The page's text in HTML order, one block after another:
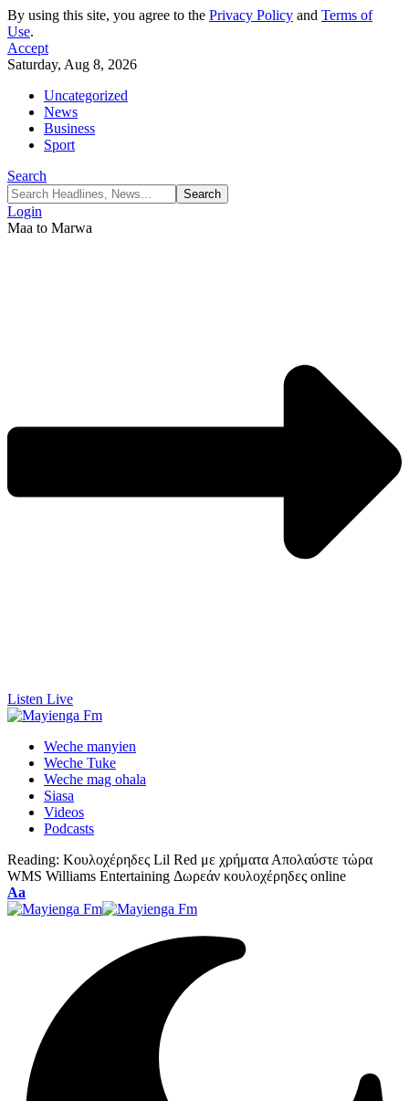
By using this site, you agree to the Privacy Policy and Terms of
Use.
Accept
Saturday, Aug 8, 2026
Uncategorized
News
Business
Sport
Search
Login
Maa to Marwa
Listen Live
Weche manyien
Weche Tuke
Weche mag ohala
Siasa
Videos
Podcasts
Reading: Κουλοχέρηδες Lil Red με χρήματα Απολαύστε τώρα
WMS Williams Entertaining Δωρεάν κουλοχέρηδες online
Font
Resizer
Aa